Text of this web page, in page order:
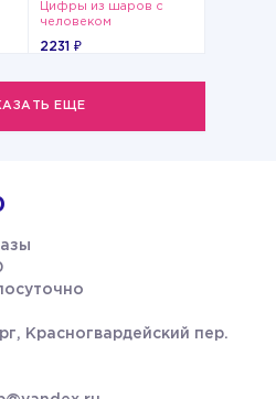
Цифры из шаров с
человеком
2231 ₽
ЕЩЕ
Красногвардейский пер.